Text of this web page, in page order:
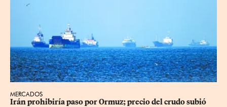
MERCADOS
Irán prohibiría paso por Ormuz; precio del crudo subió